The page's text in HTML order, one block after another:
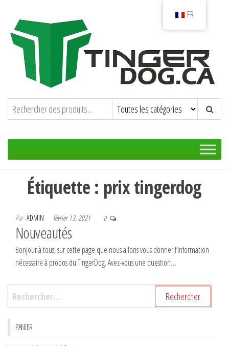
contenu
TingerDog.ca
La motoneige à haute performance hors-
piste !
Étiquette : prix tingerdog
Par ADMIN février 13, 2021 0
Nouveautés
Bonjour à tous, sur cette page que nous allons vous donner l’information
nécessaire à propos du TingerDog. Avez-vous une question…
Rechercher :
PANIER
FR